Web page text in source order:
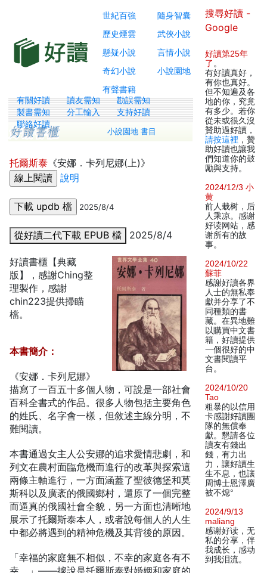
世紀百強
隨身智囊
歷史煙雲
武俠小說
懸疑小說
言情小說
奇幻小說
小說園地
有聲書籍
有關好讀 讀友需知
勘誤需知
製書需知
分工輸入
支持好讀
聯絡好讀
小說園地 書目
托爾斯泰 《安娜．卡列尼娜(上)》
說明
2025/8/4
從好讀二代下載 EPUB 檔 2025/8/4
好讀書櫃【典藏
版】，感謝Ching整
理製作，感謝
chin223提供掃瞄
檔。
本書簡介：
《安娜．卡列尼娜》
描寫了一百五十多個人物，可說是一部社會
百科全書式的作品。很多人物包括主要角色
的姓氏、名字會一樣，但敘述主線分明，不
難閱讀。
本書通過女主人公安娜的追求愛情悲劇，和
列文在農村面臨危機而進行的改革與探索這
兩條主軸進行，一方面涵蓋了聖彼德堡和莫
斯科以及廣袤的俄國鄉村，還原了一個完整
而逼真的俄國社會全貌，另一方面也清晰地
展示了托爾斯泰本人，或者說每個人的人生
中都必將遇到的精神危機及其背後的原因。
「幸福的家庭無不相似，不幸的家庭各有不
幸。」——據說是托爾斯泰對婚姻和家庭的
搜尋好讀 -
Google
好讀第25年
了 。
有好讀真好，
有你也真好。
但不知遍及各
地的你，究竟
有多少。若你
從未或很久沒
贊助過好讀，
請按這裡 ，贊
助好讀也讓我
們知道你的鼓
勵與支持。
2024/12/3 小
黄
前人栽树，后
人乘凉。感谢
好读网站，感
谢所有的故
事。
2024/10/22
蘇菲
感謝好讀各界
人士的無私奉
獻并分享了不
同種類的書
藏。在異地難
以購買中文書
籍，好讀提供
一個很好的中
文書閱讀平
台。
2024/10/20
Tao
粗暴的以信用
卡感謝好讀團
隊的無償奉
獻。懇請各位
讀友有錢出
錢，有力出
力，讓好讀生
生不息，也讓
周博士恩澤廣
被不熄°
2024/9/13
maliang
感谢好读，无
私的分享，伴
我成长，感动
到我泪流。